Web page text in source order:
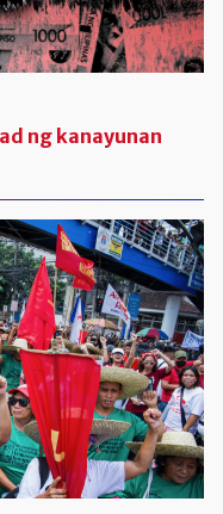
ng kanayunan